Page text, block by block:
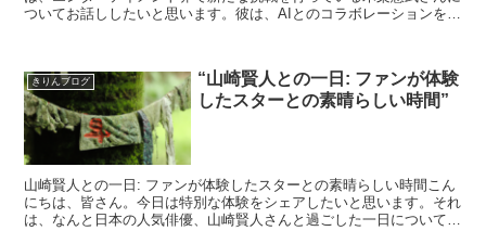
ついてお話ししたいと思います。彼は、AIとのコラボレーションを通
きりんブログ
“山崎賢人との一日: ファンが体験
したスターとの素晴らしい時間”
山崎賢人との一日: ファンが体験したスターとの素晴らしい時間こん
にちは、皆さん。今日は特別な体験をシェアしたいと思います。それ
は、なんと日本の人気俳優、山崎賢人さんと過ごした一日についてで